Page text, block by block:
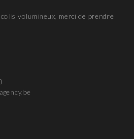
volumineux, merci de prendre